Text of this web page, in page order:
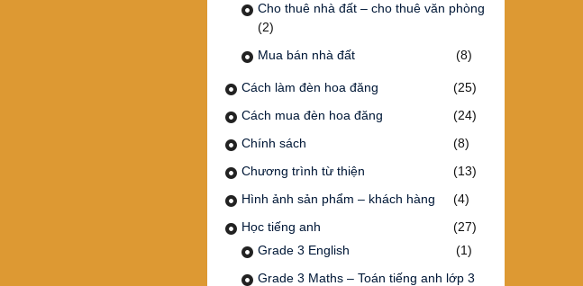
Cho thuê nhà đất – cho thuê văn phòng
(2)
Mua bán nhà đất
(8)
Cách làm đèn hoa đăng
(25)
Cách mua đèn hoa đăng
(24)
Chính sách
(8)
Chương trình từ thiện
(13)
Hình ảnh sản phẩm – khách hàng
(4)
Học tiếng anh
(27)
Grade 3 English
(1)
Grade 3 Maths – Toán tiếng anh lớp 3